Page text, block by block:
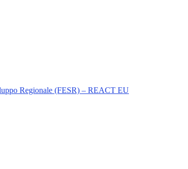
Regionale (FESR) – REACT EU